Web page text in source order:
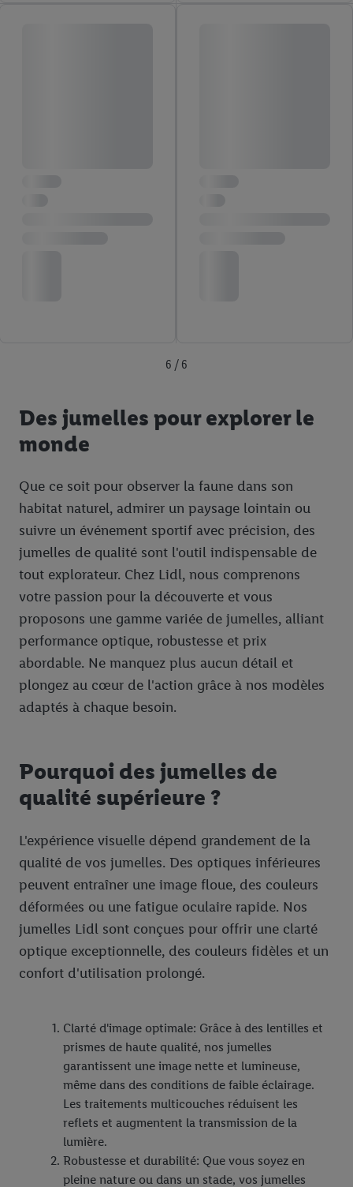
6 / 6
Des jumelles pour explorer le
monde
Que ce soit pour observer la faune dans son
habitat naturel, admirer un paysage lointain ou
suivre un événement sportif avec précision, des
jumelles de qualité sont l'outil indispensable de
tout explorateur. Chez Lidl, nous comprenons
votre passion pour la découverte et vous
proposons une gamme variée de jumelles, alliant
performance optique, robustesse et prix
abordable. Ne manquez plus aucun détail et
plongez au cœur de l'action grâce à nos modèles
adaptés à chaque besoin.
Pourquoi des jumelles de
qualité supérieure ?
L'expérience visuelle dépend grandement de la
qualité de vos jumelles. Des optiques inférieures
peuvent entraîner une image floue, des couleurs
déformées ou une fatigue oculaire rapide. Nos
jumelles Lidl sont conçues pour offrir une clarté
optique exceptionnelle, des couleurs fidèles et un
confort d'utilisation prolongé.
Clarté d'image optimale: Grâce à des lentilles et
prismes de haute qualité, nos jumelles
garantissent une image nette et lumineuse,
même dans des conditions de faible éclairage.
Les traitements multicouches réduisent les
reflets et augmentent la transmission de la
lumière.
Robustesse et durabilité: Que vous soyez en
pleine nature ou dans un stade, vos jumelles